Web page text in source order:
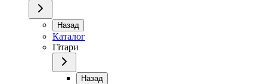
Назад
Каталог
Гітари
Назад